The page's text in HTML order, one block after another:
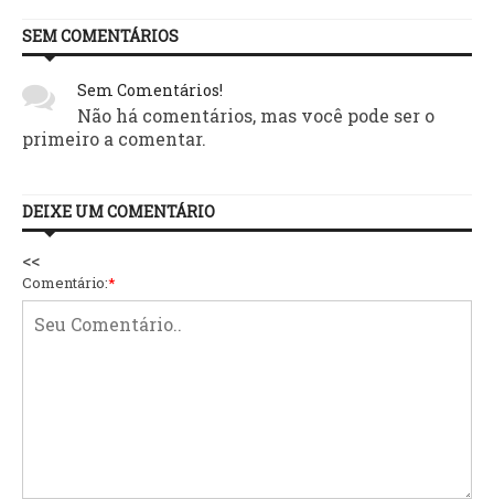
SEM COMENTÁRIOS
Sem Comentários!
Não há comentários, mas você pode ser o
primeiro a comentar.
DEIXE UM COMENTÁRIO
<<
Comentário:*